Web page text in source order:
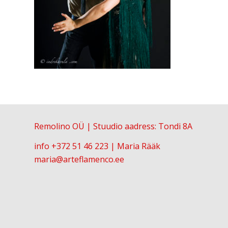
Remolino OÜ | Stuudio aadress: Tondi 8A
info +372 51 46 223 | Maria Rääk
maria@arteflamenco.ee